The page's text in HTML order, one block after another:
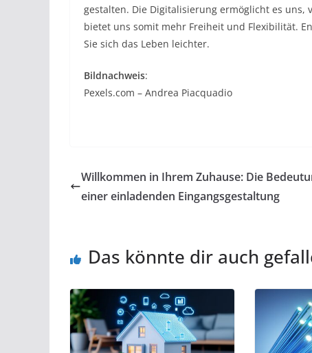
gestalten. Die Digitalisierung ermöglicht es uns,
bietet uns somit mehr Freiheit und Flexibilität.
Sie sich das Leben leichter.
Bildnachweis:
Pexels.com – Andrea Piacquadio
Willkommen in Ihrem Zuhause: Die
einer einladenden Eingangsgestaltung
Das könnte dir auch